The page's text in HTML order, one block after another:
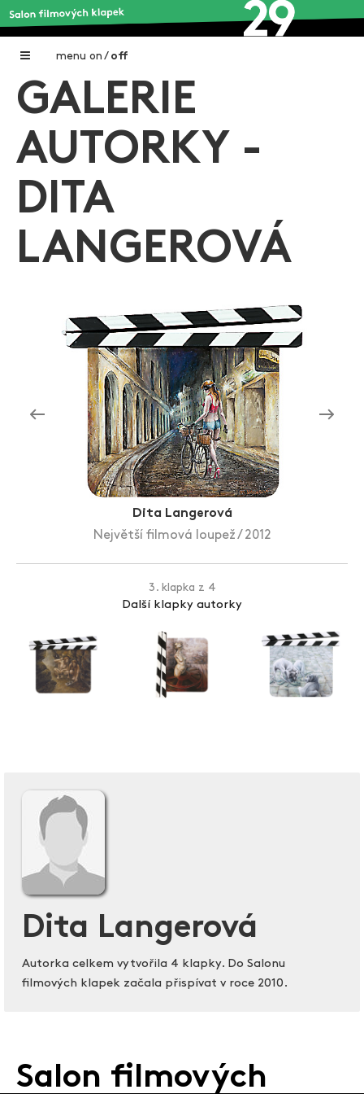
menu on / off
Home
Galerie filmových klapek
Autoři filmových klapek
O projektu
Aktuality
Zlín Film Festival
GALERIE
AUTORKY -
DITA
LANGEROVÁ
Dita Langerová
Největší filmová loupež / 2012
3. klapka z 4
Další klapky autorky
Dita Langerová
Autorka celkem vytvořila 4 klapky. Do Salonu
filmových klapek začala přispívat v roce 2010.
Salon filmových